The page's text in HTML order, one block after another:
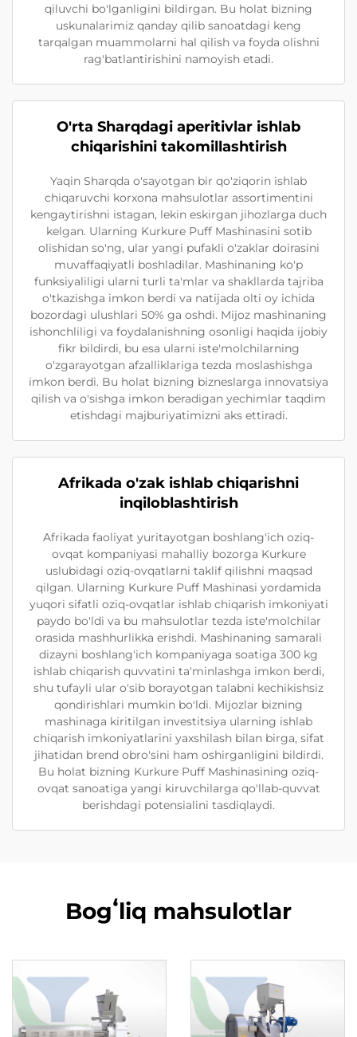
qiluvchi bo'lganligini bildirgan. Bu holat bizning
uskunalarimiz qanday qilib sanoatdagi keng
tarqalgan muammolarni hal qilish va foyda olishni
rag'batlantirishini namoyish etadi.
O'rta Sharqdagi aperitivlar ishlab
chiqarishini takomillashtirish
Yaqin Sharqda o'sayotgan bir qo'ziqorin ishlab
chiqaruvchi korxona mahsulotlar assortimentini
kengaytirishni istagan, lekin eskirgan jihozlarga duch
kelgan. Ularning Kurkure Puff Mashinasini sotib
olishidan so'ng, ular yangi pufakli o'zaklar doirasini
muvaffaqiyatli boshladilar. Mashinaning ko'p
funksiyaliligi ularni turli ta'mlar va shakllarda tajriba
o'tkazishga imkon berdi va natijada olti oy ichida
bozordagi ulushlari 50% ga oshdi. Mijoz mashinaning
ishonchliligi va foydalanishning osonligi haqida ijobiy
fikr bildirdi, bu esa ularni iste'molchilarning
o'zgarayotgan afzalliklariga tezda moslashishga
imkon berdi. Bu holat bizning bizneslarga innovatsiya
qilish va o'sishga imkon beradigan yechimlar taqdim
etishdagi majburiyatimizni aks ettiradi.
Afrikada o'zak ishlab chiqarishni
inqiloblashtirish
Afrikada faoliyat yuritayotgan boshlang'ich oziq-
ovqat kompaniyasi mahalliy bozorga Kurkure
uslubidagi oziq-ovqatlarni taklif qilishni maqsad
qilgan. Ularning Kurkure Puff Mashinasi yordamida
yuqori sifatli oziq-ovqatlar ishlab chiqarish imkoniyati
paydo bo'ldi va bu mahsulotlar tezda iste'molchilar
orasida mashhurlikka erishdi. Mashinaning samarali
dizayni boshlang'ich kompaniyaga soatiga 300 kg
ishlab chiqarish quvvatini ta'minlashga imkon berdi,
shu tufayli ular o'sib borayotgan talabni kechikishsiz
qondirishlari mumkin bo'ldi. Mijozlar bizning
mashinaga kiritilgan investitsiya ularning ishlab
chiqarish imkoniyatlarini yaxshilash bilan birga, sifat
jihatidan brend obro'sini ham oshirganligini bildirdi.
Bu holat bizning Kurkure Puff Mashinasining oziq-
ovqat sanoatiga yangi kiruvchilarga qo'llab-quvvat
berishdagi potensialini tasdiqlaydi.
Bogʻliq mahsulotlar